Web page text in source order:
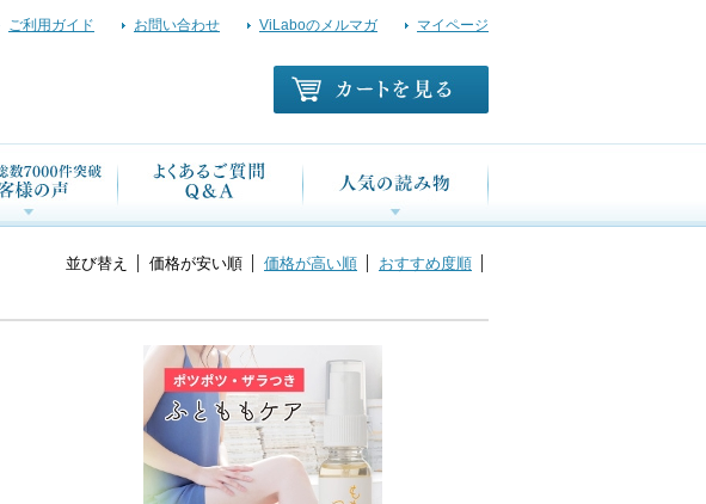
ご利用ガイド お問い合わせ ViLaboのメルマガ マイページ
並び替え 価格が安い順 価格が高い順 おすすめ度順